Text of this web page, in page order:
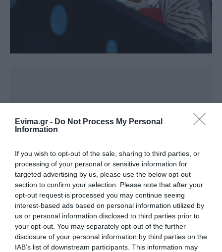
Evima.gr - Do Not Process My Personal
Information
If you wish to opt-out of the sale, sharing to third parties, or
processing of your personal or sensitive information for
targeted advertising by us, please use the below opt-out
section to confirm your selection. Please note that after your
opt-out request is processed you may continue seeing
interest-based ads based on personal information utilized by
us or personal information disclosed to third parties prior to
your opt-out. You may separately opt-out of the further
disclosure of your personal information by third parties on the
IAB’s list of downstream participants. This information may